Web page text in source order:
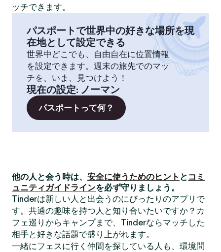
ッチできます。
パスポートで世界中の好きな場所を現
在地として設定できる
世界中どこでも、自由自在に位置情報
を設定できます。週末の旅先でのマッ
チを、いま、見つけよう！
現在の設定: ノーマン
パスポートって何？
他の人と会う時は、 安全に使うためのヒント と コミ
ュニティガイドラインを必ず守りましょう。
Tinderは新しい人と出会うのにぴったりのアプリで
す。共通の趣味を持つ人と知り合いたいですか？カ
フェ巡りからキャンプまで、Tinderならマッチした
相手と好きな話題で盛り上がれます。
一緒にフェスに行く仲間を探している人も、環境問